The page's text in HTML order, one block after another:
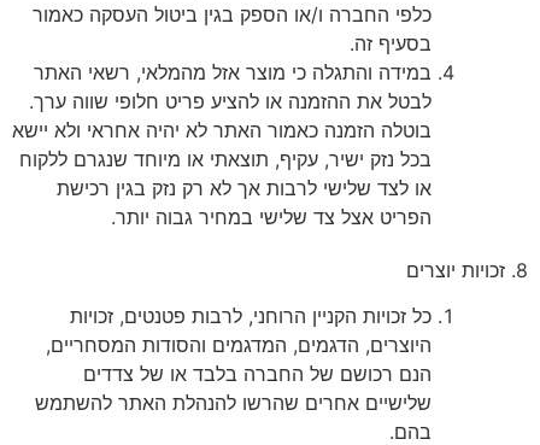
כלפי החברה ו/או הספק בגין ביטול העסקה כאמור
בסעיף זה.
במידה והתגלה כי מוצר אזל מהמלאי, רשאי האתר
לבטל את ההזמנה או להציע פריט חלופי שווה ערך.
בוטלה הזמנה כאמור האתר לא יהיה אחראי ולא יישא
בכל נזק ישיר, עקיף, תוצאתי או מיוחד שנגרם ללקוח
או לצד שלישי לרבות אך לא רק נזק בגין רכישת
הפריט אצל צד שלישי במחיר גבוה יותר.
8. זכויות יוצרים
כל זכויות הקניין הרוחני, לרבות פטנטים, זכויות
היוצרים, הדגמים, המדגמים והסודות המסחריים,
הנם רכושם של החברה בלבד או של צדדים
שלישיים אחרים שהרשו להנהלת האתר להשתמש
בהם.